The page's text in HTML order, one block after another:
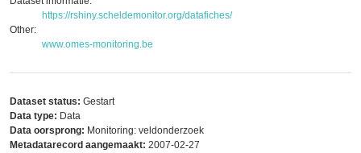
https://rshiny.scheldemonitor.org/datafiches/
Other:
www.omes-monitoring.be
Dataset status: Gestart
Data type: Data
Data oorsprong: Monitoring: veldonderzoek
Metadatarecord aangemaakt: 2007-02-27